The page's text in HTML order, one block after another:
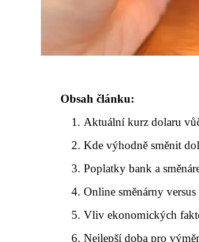
Obsah článku:
Aktuální kurz dolaru
Kde výhodně směnit
Poplatky bank a
Online směnárny
Vliv ekonomických
Nejlepší doba pro